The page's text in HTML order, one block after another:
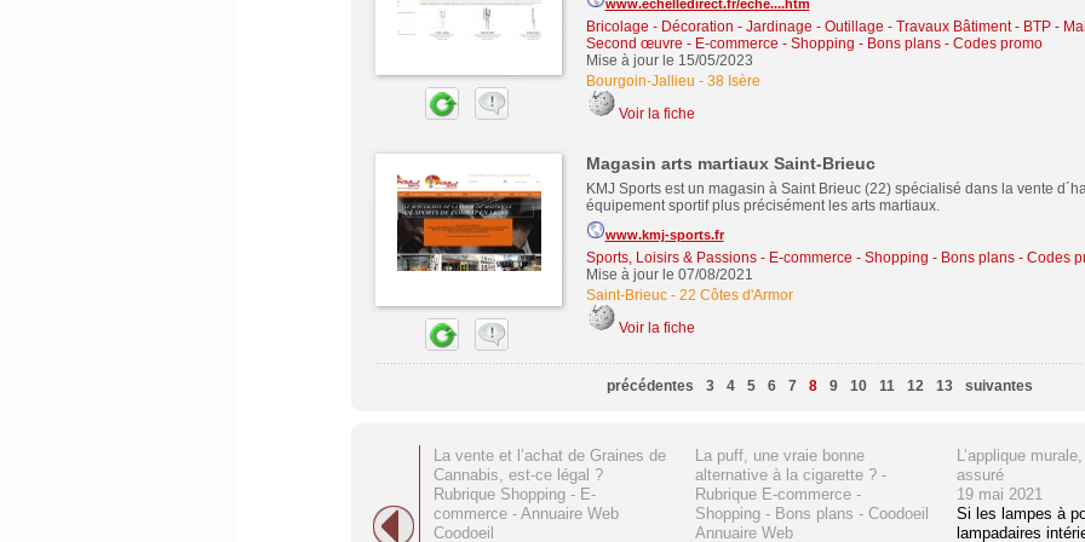
www.echelledirect.fr/eche....htm
Bricolage - Décoration - Jardinage - Outillage - Travaux Bâtiment - BTP -
Second œuvre - E-commerce - Shopping - Bons plans - Codes promo
Mise à jour le 15/05/2023
Bourgoin-Jallieu - 38 Isère
Voir la fiche
Magasin arts martiaux Saint-Brieuc
KMJ Sports est un magasin à Saint Brieuc (22) spécialisé dans la vente
équipement sportif plus précisément les arts martiaux.
www.kmj-sports.fr
Sports, Loisirs & Passions- E-commerce - Shopping - Bons plans - Codes
Mise à jour le 07/08/2021
Saint-Brieuc- 22 Côtes d'Armor
Voir la fiche
précédentes 3 4 5 6 7 8 9 10 11 12 13 suivantes
La vente et l’achat de Graines de
Cannabis, est-ce légal ?
Rubrique Shopping - E-
commerce - Annuaire Web
Coodoeil
La puff, une vraie bonne
alternative à la cigarette ? -
Rubrique E-commerce -
Shopping - Bons plans - Coodoeil
Annuaire Web
L’applique
assuré
19 mai 2021
Si les lampes à
lampadaires